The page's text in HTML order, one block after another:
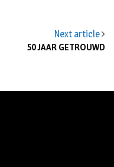
Next article
50 JAAR GETROUWD